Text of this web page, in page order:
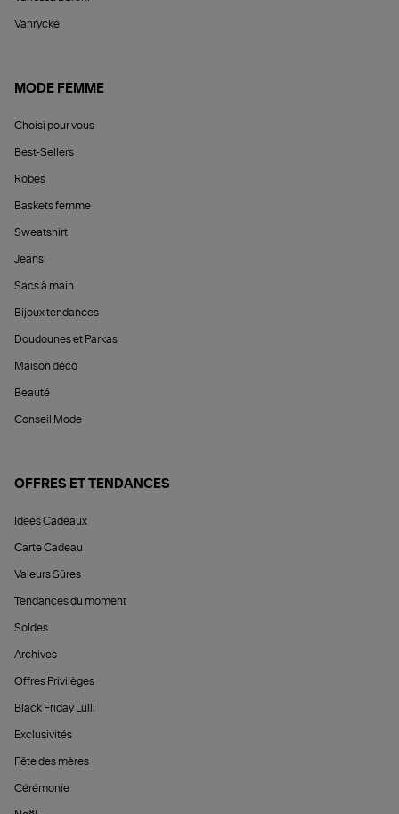
Vanrycke
MODE FEMME
Choisi pour vous
Best-Sellers
Robes
Baskets femme
Sweatshirt
Jeans
Sacs à main
Bijoux tendances
Doudounes et Parkas
Maison déco
Beauté
Conseil Mode
OFFRES ET TENDANCES
Idées Cadeaux
Carte Cadeau
Valeurs Sûres
Tendances du moment
Soldes
Archives
Offres Privilèges
Black Friday Lulli
Exclusivités
Fête des mères
Cérémonie